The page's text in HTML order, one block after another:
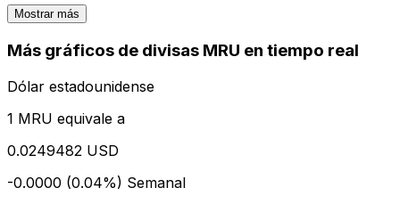
Mostrar más
Más gráficos de divisas MRU en tiempo real
Dólar estadounidense
1 MRU equivale a
0.0249482 USD
-0.0000 (0.04%) Semanal